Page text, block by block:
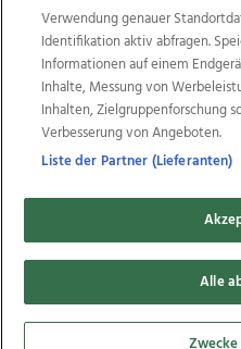
Weitere Angebote
TV1 di-mog-i.at
Life Radio
OÖN Karriere
OÖN
Regionaljobs
Copyrights © 2026
Cookie
Verwendung genauer
Identifikation aktiv abfragen.
Informationen auf einem
Inhalte, Messung von
Inhalten, Zielgruppenforschung
Verbesserung von Angeboten.
Liste der Partner (Lieferanten)
Alle